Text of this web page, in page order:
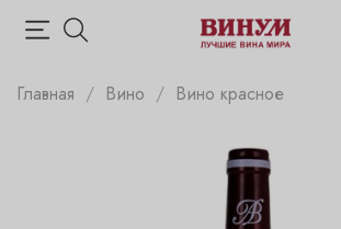
Главная Вино Вино красное